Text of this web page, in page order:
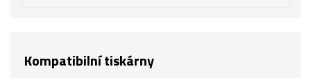
Kompatibilní tiskárny